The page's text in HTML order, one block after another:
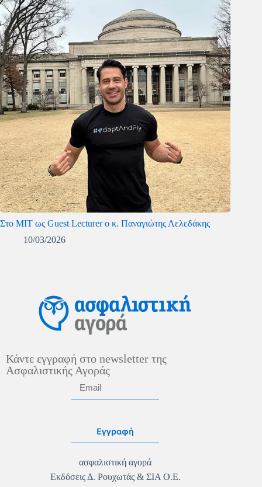
Στο MIT ως Guest Lecturer ο κ. Παναγιώτης Λελεδάκης
10/03/2026
Κάντε εγγραφή στο newsletter της
Ασφαλιστικής Αγοράς
Εγγραφή
ασφαλιστική αγορά
Εκδόσεις Δ. Ρουχωτάς & ΣΙΑ Ο.Ε.